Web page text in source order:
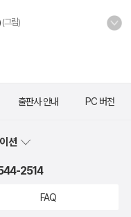
(그림)
출판사 안내 PC 버전
션
2514
FAQ